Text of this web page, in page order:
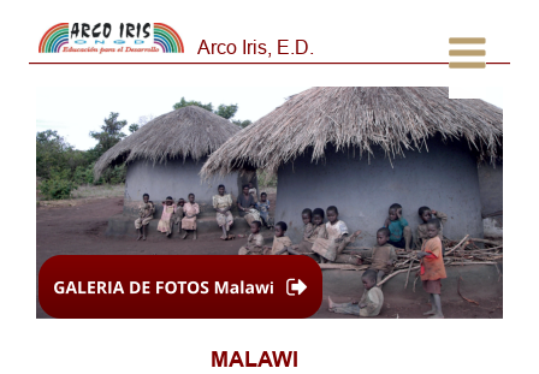
MALAWI
Arco Iris, E.D.